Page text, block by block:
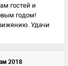
гостей и
годом!
Удачи
2018